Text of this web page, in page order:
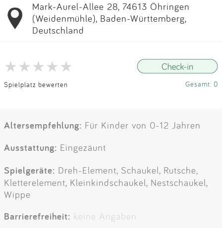
Mark-Aurel-Allee 28, 74613 Öhringen
(Weidenmühle), Baden-Württemberg,
Deutschland
Spielplatz bewerten Gesamt: 0
Altersempfehlung: Für Kinder von 0-12 Jahren
Ausstattung: Eingezäunt
Spielgeräte: Dreh-Element, Schaukel, Rutsche,
Kletterelement, Kleinkindschaukel, Nestschaukel,
Wippe
Barrierefreiheit: keine Angaben